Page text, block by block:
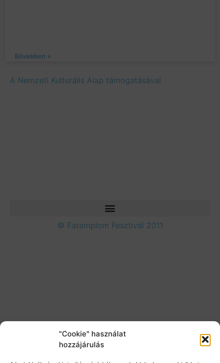
"Cookie" használat
hozzájárulás
Bővebben »
A Nemzeti Kulturális Alap támogatásával
© Fatemplom Fesztivál 2011